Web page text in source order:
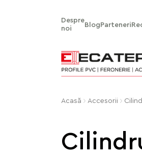
Despre
noi
BlogParteneri
Acasă Accesorii